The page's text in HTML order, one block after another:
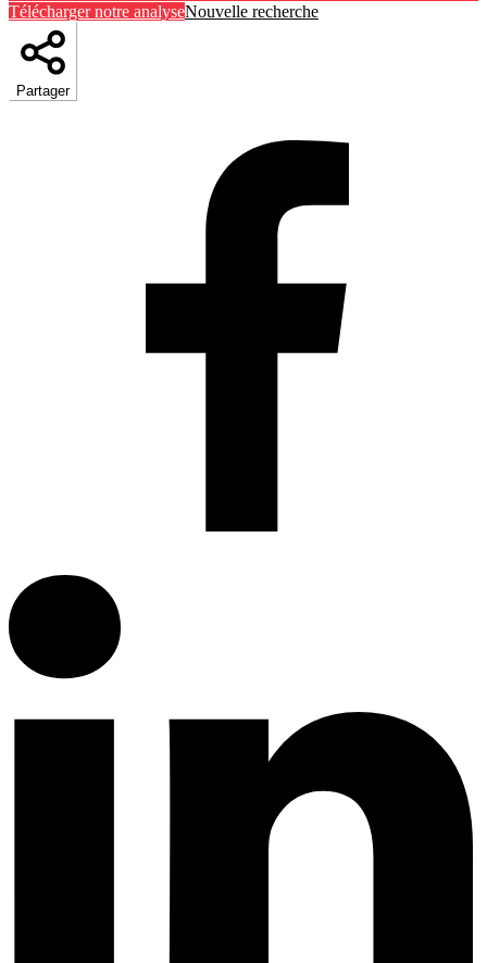
Télécharger notre analyseNouvelle recherche
Partager